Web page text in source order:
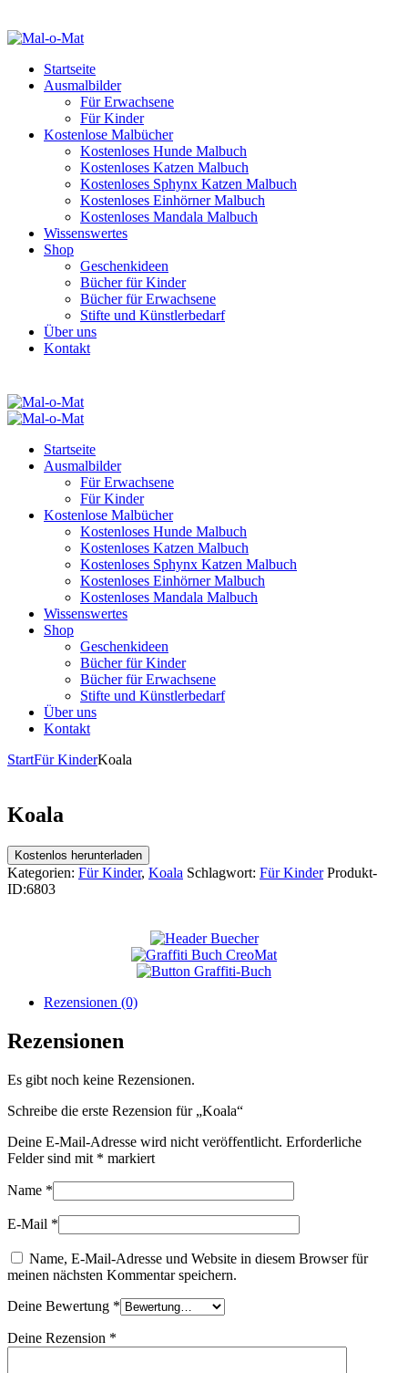
Startseite
Ausmalbilder
Für Erwachsene
Für Kinder
Kostenlose Malbücher
Kostenloses Hunde Malbuch
Kostenloses Katzen Malbuch
Kostenloses Sphynx Katzen Malbuch
Kostenloses Einhörner Malbuch
Kostenloses Mandala Malbuch
Wissenswertes
Shop
Geschenkideen
Bücher für Kinder
Bücher für Erwachsene
Stifte und Künstlerbedarf
Über uns
Kontakt
Startseite
Ausmalbilder
Für Erwachsene
Für Kinder
Kostenlose Malbücher
Kostenloses Hunde Malbuch
Kostenloses Katzen Malbuch
Kostenloses Sphynx Katzen Malbuch
Kostenloses Einhörner Malbuch
Kostenloses Mandala Malbuch
Wissenswertes
Shop
Geschenkideen
Bücher für Kinder
Bücher für Erwachsene
Stifte und Künstlerbedarf
Über uns
Kontakt
StartFür KinderKoala
Koala
Kostenlos herunterladen
Kategorien: Für Kinder, Koala Schlagwort: Für Kinder Produkt-
ID:6803
Rezensionen (0)
Rezensionen
Es gibt noch keine Rezensionen.
Schreibe die erste Rezension für „Koala“
Deine E-Mail-Adresse wird nicht veröffentlicht. Erforderliche
Felder sind mit * markiert
Name *
E-Mail *
Name, E-Mail-Adresse und Website in diesem Browser für
meinen nächsten Kommentar speichern.
Deine Bewertung *
Deine Rezension *